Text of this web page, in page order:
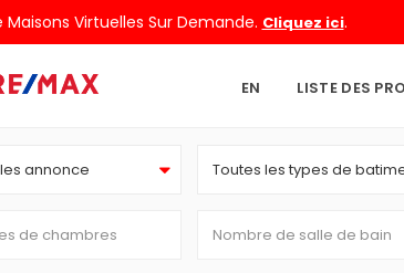
Maisons Virtuelles Sur Demande. Cliquez ici.
EN LISTE DES
annonce Toutes les types de